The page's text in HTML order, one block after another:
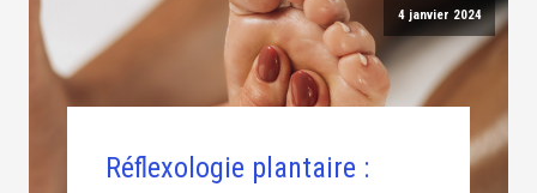
4 janvier 2024
Réflexologie plantaire :